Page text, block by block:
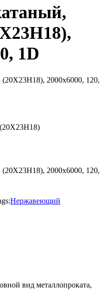
1D
2000х6000, 120,
2000х6000, 120,
Нержавеющий
вид металлопроката,